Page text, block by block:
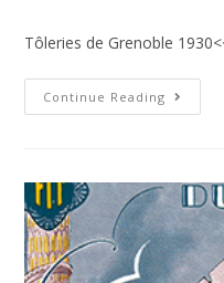
Tôleries de Grenoble
Continue Reading